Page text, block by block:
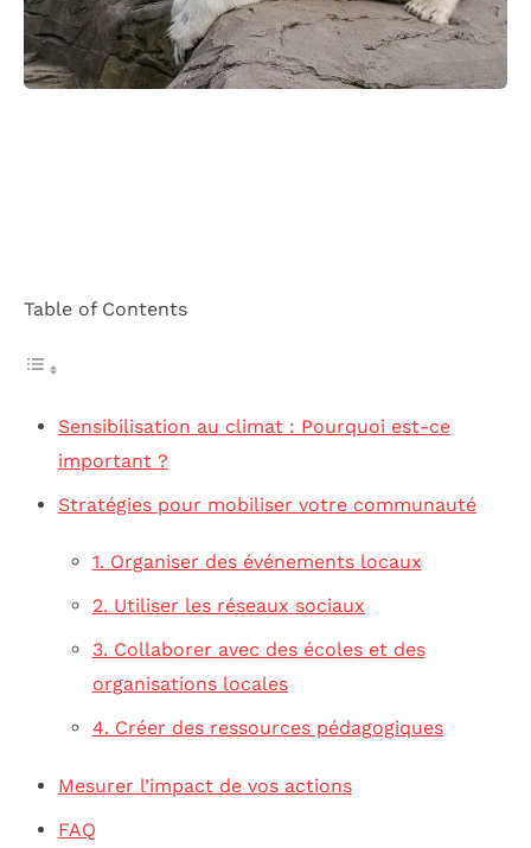
Table of Contents
Sensibilisation au climat : Pourquoi est-ce
important ?
Stratégies pour mobiliser votre communauté
1. Organiser des événements locaux
2. Utiliser les réseaux sociaux
3. Collaborer avec des écoles et des
organisations locales
4. Créer des ressources pédagogiques
Mesurer l’impact de vos actions
FAQ